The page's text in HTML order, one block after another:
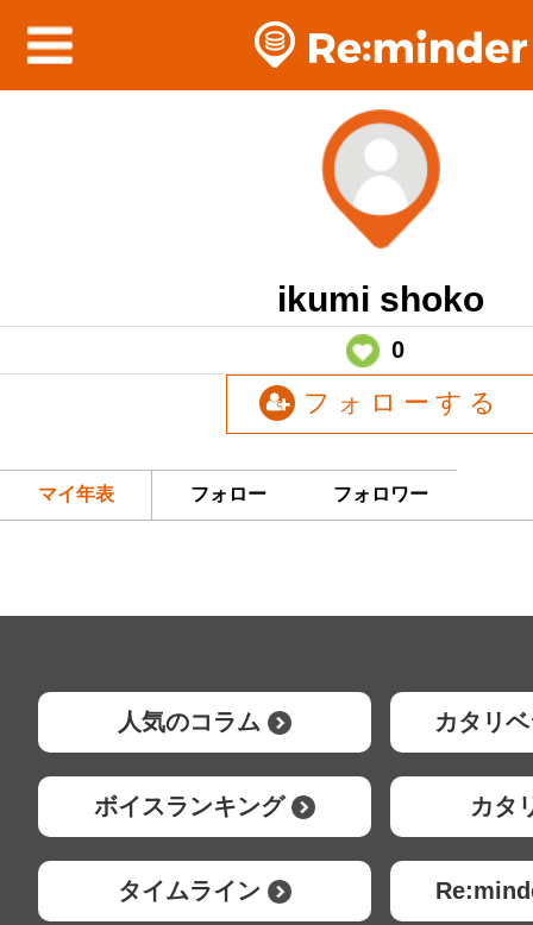
ikumi shoko
0
フォローする
マイ年表 フォロー フォロワー
人気のコラム カタリ
ボイスランキング カタ
タイムライン